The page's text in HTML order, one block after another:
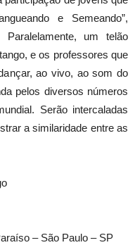
e Semeando”,
um telão
e os professores que
ao vivo, ao som do
pelos diversos números
Serão intercaladas
a similaridade entre as
– São Paulo – SP